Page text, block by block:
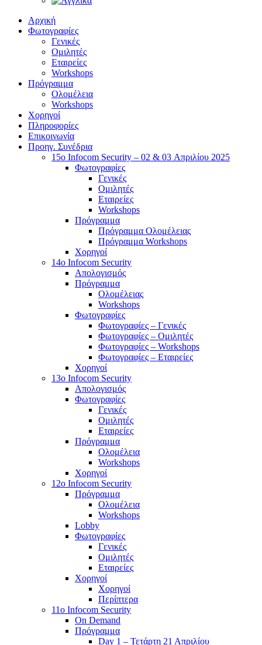
Αρχική
Φωτογραφίες
Γενικές
Ομιλητές
Εταιρείες
Workshops
Πρόγραμμα
Ολομέλεια
Workshops
Χορηγοί
Πληροφορίες
Επικοινωνία
Προηγ. Συνέδρια
15o Infocom Security – 02 & 03 Απριλίου 2025
Φωτογραφίες
Γενικές
Ομιλητές
Εταιρείες
Workshops
Πρόγραμμα
Πρόγραμμα Ολομέλειας
Πρόγραμμα Workshops
Χορηγοί
14o Infocom Security
Απολογισμός
Πρόγραμμα
Ολομέλειας
Workshops
Φωτογραφίες
Φωτογραφίες – Γενικές
Φωτογραφίες – Ομιλητές
Φωτογραφίες – Workshops
Φωτογραφίες – Εταιρείες
Χορηγοί
13o Infocom Security
Απολογισμός
Φωτογραφίες
Γενικές
Ομιλητές
Εταιρείες
Πρόγραμμα
Ολομέλεια
Workshops
Χορηγοί
12o Infocom Security
Πρόγραμμα
Ολομέλεια
Workshops
Lobby
Φωτογραφίες
Γενικές
Ομιλητές
Εταιρείες
Χορηγοί
Χορηγοί
Περίπτερα
11o Infocom Security
On Demand
Πρόγραμμα
Day 1 – Τετάρτη 21 Απριλίου